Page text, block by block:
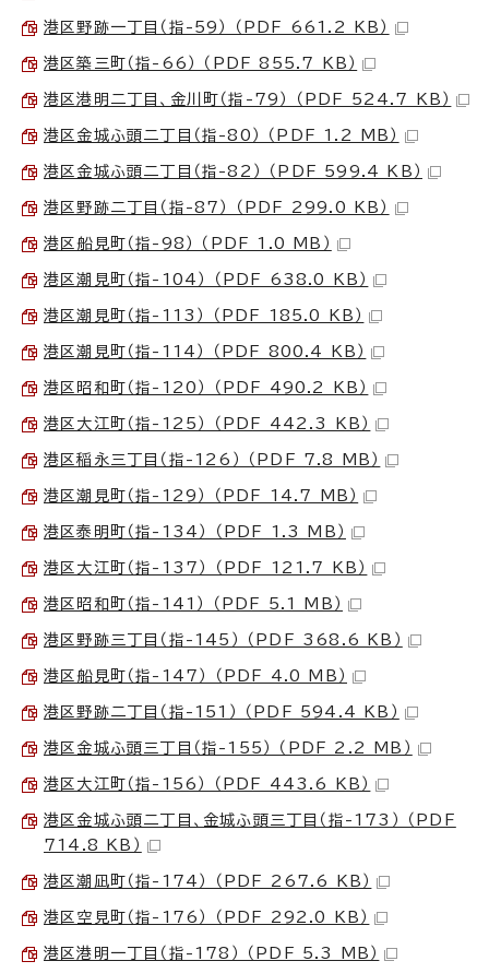
港区野跡一丁目（指-59） （PDF 661.2 KB）
港区築三町（指-66） （PDF 855.7 KB）
港区港明二丁目、金川町（指-79） （PDF 524.7 KB）
港区金城ふ頭二丁目（指-80） （PDF 1.2 MB）
港区金城ふ頭二丁目（指-82） （PDF 599.4 KB）
港区野跡二丁目（指-87） （PDF 299.0 KB）
港区船見町（指-98） （PDF 1.0 MB）
港区潮見町（指-104） （PDF 638.0 KB）
港区潮見町（指-113） （PDF 185.0 KB）
港区潮見町（指-114） （PDF 800.4 KB）
港区昭和町（指-120） （PDF 490.2 KB）
港区大江町（指-125） （PDF 442.3 KB）
港区稲永三丁目（指-126） （PDF 7.8 MB）
港区潮見町（指-129） （PDF 14.7 MB）
港区泰明町（指-134） （PDF 1.3 MB）
港区大江町（指-137） （PDF 121.7 KB）
港区昭和町（指-141） （PDF 5.1 MB）
港区野跡三丁目（指-145） （PDF 368.6 KB）
港区船見町（指-147） （PDF 4.0 MB）
港区野跡二丁目（指-151） （PDF 594.4 KB）
港区金城ふ頭三丁目（指-155） （PDF 2.2 MB）
港区大江町（指-156） （PDF 443.6 KB）
港区金城ふ頭二丁目、金城ふ頭三丁目（指-173） （PDF
714.8 KB）
港区潮凪町（指-174） （PDF 267.6 KB）
港区空見町（指-176） （PDF 292.0 KB）
港区港明一丁目（指-178） （PDF 5.3 MB）